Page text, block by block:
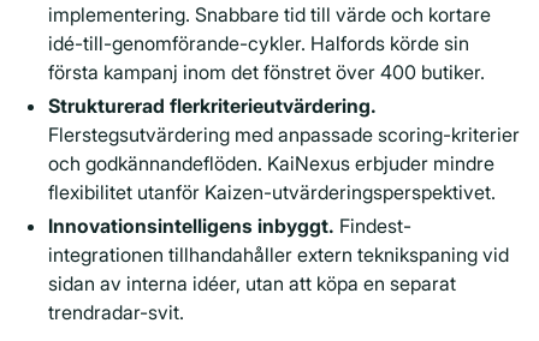
implementering. Snabbare tid till värde och kortare
idé-till-genomförande-cykler. Halfords körde sin
första kampanj inom det fönstret över 400 butiker.
Strukturerad flerkriterieutvärdering.
Flerstegsutvärdering med anpassade scoring-kriterier
och godkännandeflöden. KaiNexus erbjuder mindre
flexibilitet utanför Kaizen-utvärderingsperspektivet.
Innovationsintelligens inbyggt. Findest-
integrationen tillhandahåller extern teknikspaning vid
sidan av interna idéer, utan att köpa en separat
trendradar-svit.